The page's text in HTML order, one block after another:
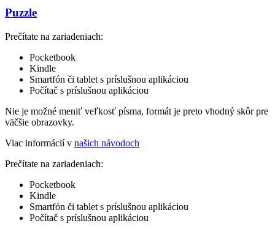
Puzzle
Prečítate na zariadeniach:
Pocketbook
Kindle
Smartfón či tablet s príslušnou aplikáciou
Počítač s príslušnou aplikáciou
Nie je možné meniť veľkosť písma, formát je preto vhodný skôr pre
väčšie obrazovky.
Viac informácií v našich návodoch
Prečítate na zariadeniach:
Pocketbook
Kindle
Smartfón či tablet s príslušnou aplikáciou
Počítač s príslušnou aplikáciou